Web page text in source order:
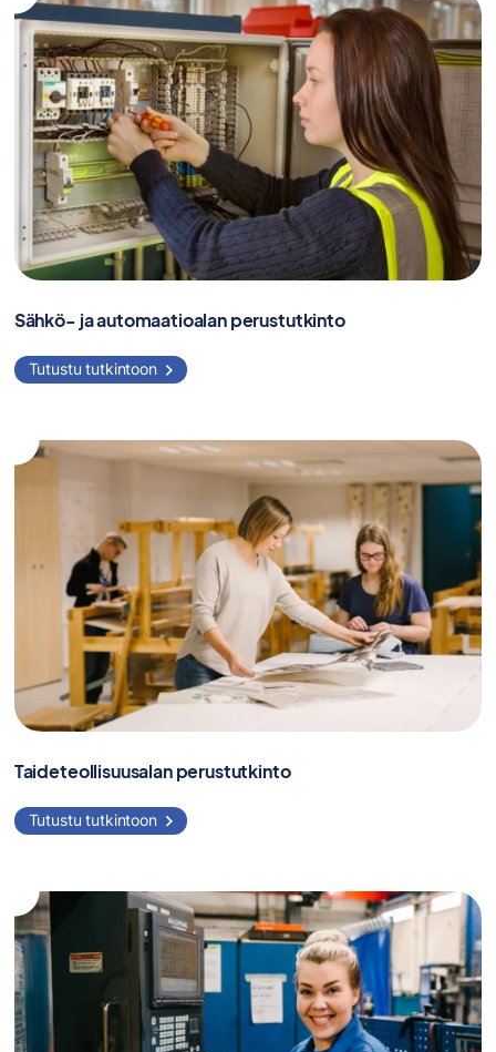
Sähkö- ja automaatioalan perustutkinto
Tutustu tutkintoon
Taideteollisuusalan perustutkinto
Tutustu tutkintoon